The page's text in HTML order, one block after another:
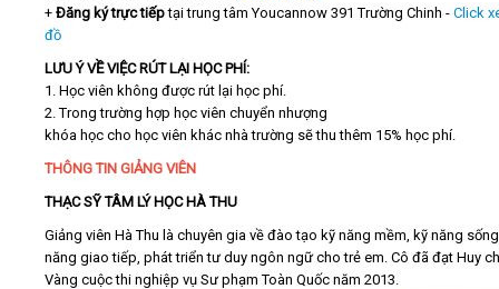
+ Đăng ký trực tiếptại trung tâm Youcannow 391 Trường Chinh - Click
đồ
LƯU Ý VỀ VIỆC RÚT LẠI HỌC PHÍ:
1. Học viên không được rút lại học phí.
2. Trong trường hợp học viên chuyển nhượng
khóa học cho học viên khác nhà trường sẽ thu thêm 15% học phí.
THÔNG TIN GIẢNG VIÊN
THẠC SỸ TÂM LÝ HỌC HÀ THU
Giảng viên Hà Thu là chuyên gia về đào tạo kỹ năng mềm, kỹ năng
năng giao tiếp, phát triển tư duy ngôn ngữ cho trẻ em. Cô đã đạt Huy
Vàng cuộc thi nghiệp vụ Sư phạm Toàn Quốc năm 2013.